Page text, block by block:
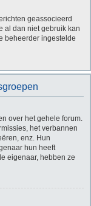
geassocieerd
al dan niet gebruik kan
beheerder ingestelde
over het gehele forum.
het verbannen
enz. Hun
hun heeft
eigenaar, hebben ze